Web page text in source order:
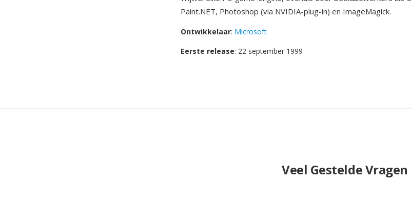
Paint.NET, Photoshop (via NVIDIA-plug-in) en ImageMagick.
Ontwikkelaar: Microsoft
Eerste release: 22 september 1999
Veel Gestelde Vragen